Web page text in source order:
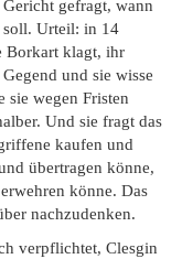
gefragt, wann
soll. Urteil: in 14
Borkart klagt, ihr
und sie wisse
sie wegen Fristen
Und sie fragt das
kaufen und
übertragen könne,
könne. Das
nachzudenken.
verpflichtet, Clesgin